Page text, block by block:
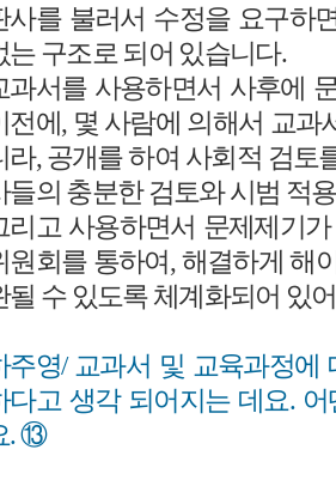
사를 불러서 수정을 요구하
는 구조로 되어 있습니다.
과서를 사용하면서 사후에
전에, 몇 사람에 의해서 교과
라, 공개를 하여 사회적 검토
들의 충분한 검토와 시범 적
리고 사용하면서 문제제기
원회를 통하여, 해결하게 해
될 수 있도록 체계화되어 있
주영/ 교과서 및 교육과정에
다고 생각 되어지는 데요.
. ⑬